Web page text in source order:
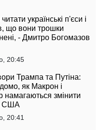
українські п'єси і
що вони трошки
- Дмитро Богомазов
20:45
Трампа та Путіна:
як Макрон і
намагаються змінити
США
20:41